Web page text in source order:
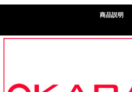
商品説明